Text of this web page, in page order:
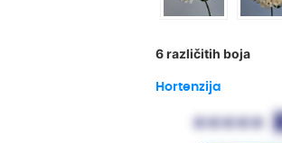
6 različitih boja
Hortenzija
•••••